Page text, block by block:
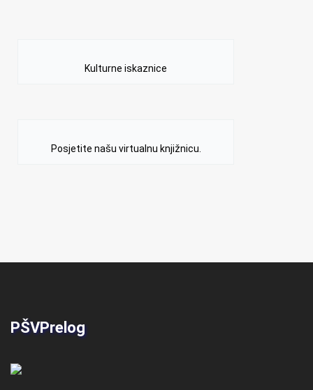
Kulturne iskaznice
Posjetite našu virtualnu knjižnicu.
PŠVPrelog